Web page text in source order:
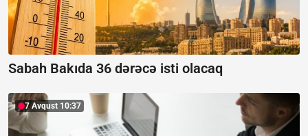
Sabah Bakıda 36 dərəcə isti olacaq
7 Avqust 10:37